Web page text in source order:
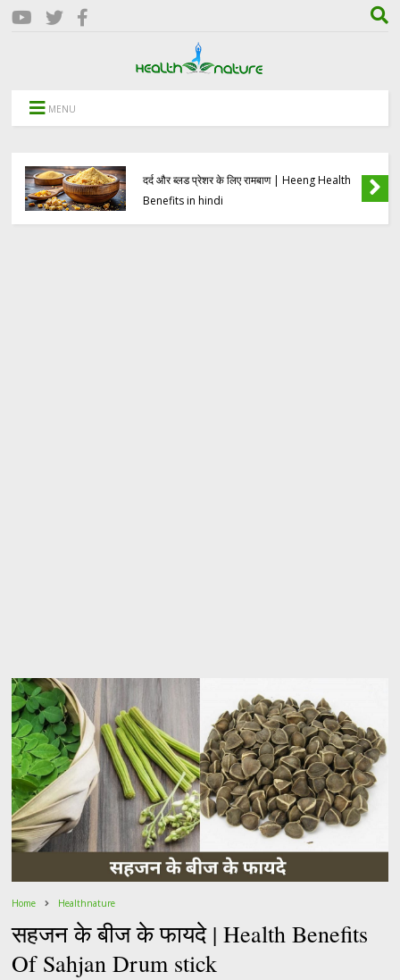
MENU
दर्द और ब्लड प्रेशर के लिए रामबाण | Heeng Health
Benefits in hindi
Home Healthnature
सहजन के बीज के फायदे | Health Benefits
Of Sahjan Drum stick